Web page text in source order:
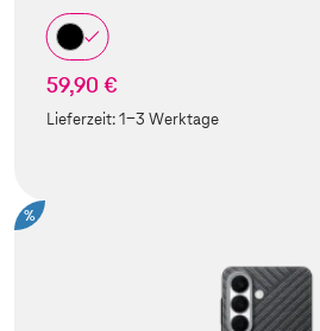
59,90 €
Lieferzeit:1-3 Werktage
%